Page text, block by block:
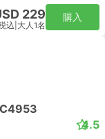
229
込 大人1名
購入
4.5